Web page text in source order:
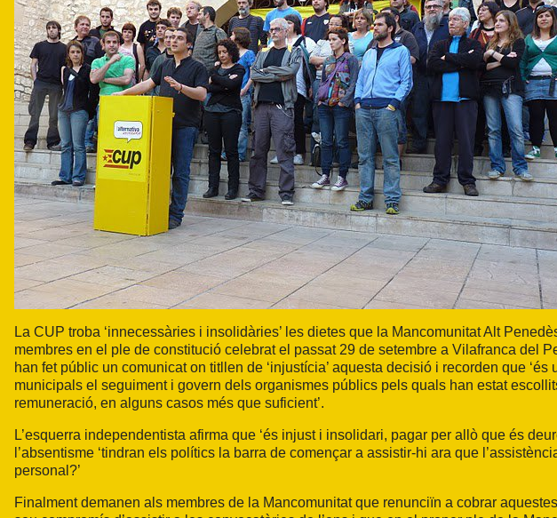
La CUP troba ‘innecessàries i insolidàries’ les dietes que la Mancomunitat Alt
membres en el ple de constitució celebrat el passat 29 de setembre a Vilafranca del
han fet públic un comunicat on titllen de ‘injustícia’ aquesta decisió i recorden que
municipals el seguiment i govern dels organismes públics pels quals han estat
remuneració, en alguns casos més que suficient’.
L’esquerra independentista afirma que ‘és injust i insolidari, pagar per allò que és
l’absentisme ‘tindran els polítics la barra de començar a assistir-hi ara que
personal?’
Finalment demanen als membres de la Mancomunitat que renunciïn a cobrar